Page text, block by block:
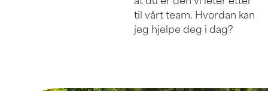
til vårt team. Hvordan kan
jeg hjelpe deg i dag?